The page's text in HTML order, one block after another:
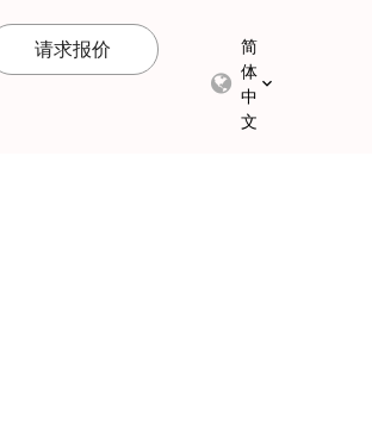
请求报价
简
体
中
文